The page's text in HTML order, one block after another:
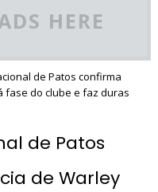
HERE
de Patos confirma
fase do clube e faz duras
de Patos
de Warley